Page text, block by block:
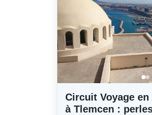
Circuit Voyage en
à Tlemcen :